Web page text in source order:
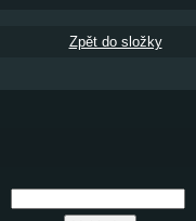
Zpět do složky